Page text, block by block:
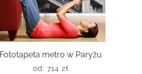
Fototapeta metro w Paryżu
od: 714 zł